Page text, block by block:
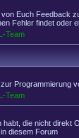
Euch Feedback
Fehler findet oder
Team
Programmierung
Team
habt, die nicht direkt
diesem Forum